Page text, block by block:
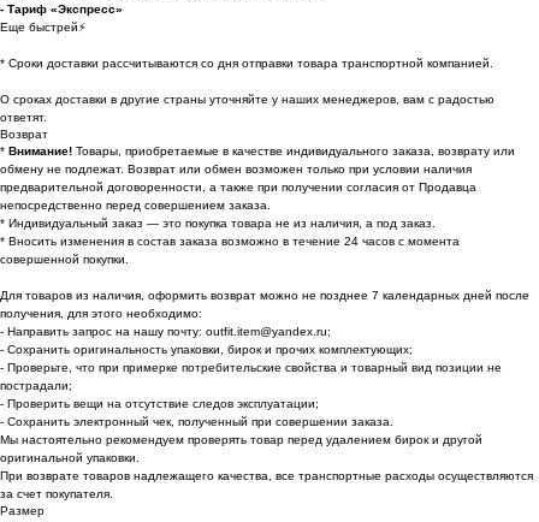
- Тариф «Экспресс»
Еще быстрей⚡
* Cроки доставки рассчитываются со дня отправки товара транспортной компанией.
О сроках доставки в другие страны уточняйте у наших менеджеров, вам с радостью
ответят.
Возврат
* Внимание! Товары, приобретаемые в качестве индивидуального заказа, возврату или
обмену не подлежат. Возврат или обмен возможен только при условии наличия
предварительной договоренности, а также при получении согласия от Продавца
непосредственно перед совершением заказа.
* Индивидуальный заказ — это покупка товара не из наличия, а под заказ.
* Вносить изменения в состав заказа возможно в течение 24 часов с момента
совершенной покупки.
Для товаров из наличия, оформить возврат можно не позднее 7 календарных дней после
получения, для этого необходимо:
- Направить запрос на нашу почту: outfit.item@yandex.ru;
- Сохранить оригинальность упаковки, бирок и прочих комплектующих;
- Проверьте, что при примерке потребительские свойства и товарный вид позиции не
пострадали;
- Проверить вещи на отсутствие следов эксплуатации;
- Сохранить электронный чек, полученный при совершении заказа.
Мы настоятельно рекомендуем проверять товар перед удалением бирок и другой
оригинальной упаковки.
При возврате товаров надлежащего качества, все транспортные расходы осуществляются
за счет покупателя.
Размер